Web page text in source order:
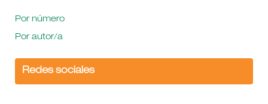
Por número
Por autor/a
Redes sociales